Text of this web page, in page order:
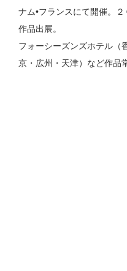
ナム•フランスにて開催。
作品出展。
フォーシーズンズホテル（
京・広州・天津）など作品